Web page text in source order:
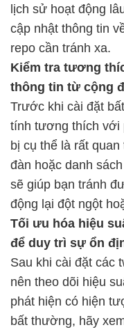
lịch sử hoạt động
cập nhật thông tin
repo cần tránh xa.
Kiểm tra tương
thông tin từ cộng
Trước khi cài đặt
tính tương thích với
bị cụ thể là rất
đàn hoặc danh
sẽ giúp bạn tránh
động lại đột ngột
Tối ưu hóa hiệu
để duy trì sự ổn
Sau khi cài đặt các
nên theo dõi hiệu
phát hiện có hiện
bất thường, hãy